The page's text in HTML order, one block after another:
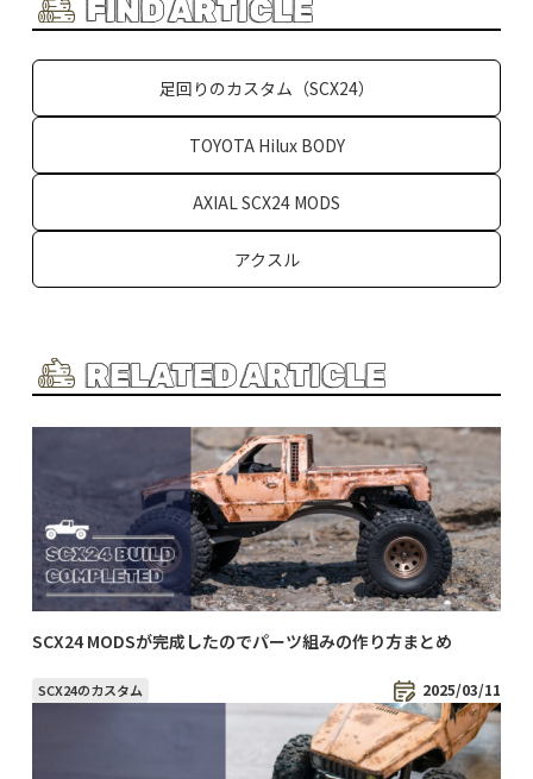
d
s
b
o
o
k
FIND ARTICLE
足回りのカスタム（SCX24）
TOYOTA Hilux BODY
AXIAL SCX24 MODS
アクスル
RELATED ARTICLE
SCX24 MODSが完成したのでパーツ組みの作り方まとめ
SCX24のカスタム 2025/03/11